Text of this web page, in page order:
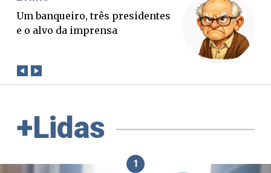
O Boato corre mais rápido que a
verdade. Mas quem paga a
+Lidas
1